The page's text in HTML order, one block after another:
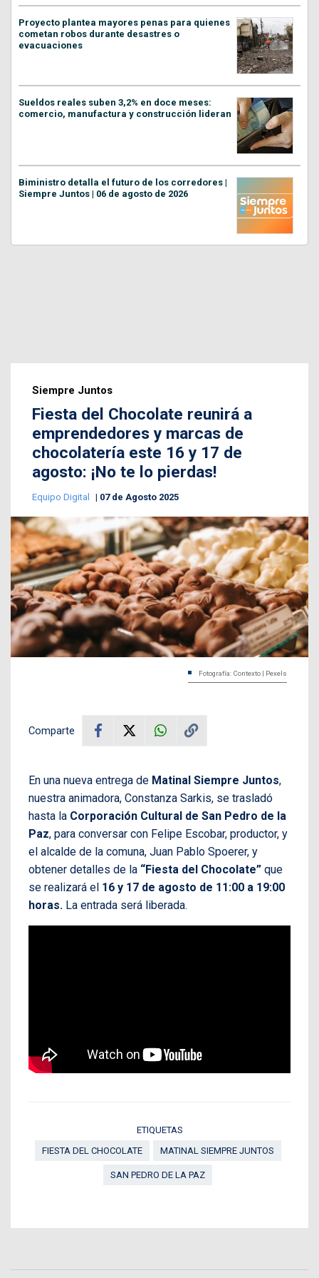
Proyecto plantea mayores penas para quienes
cometan robos durante desastres o
evacuaciones
Sueldos reales suben 3,2% en doce meses:
comercio, manufactura y construcción lideran
Biministro detalla el futuro de los corredores |
Siempre Juntos | 06 de agosto de 2026
Siempre Juntos
Fiesta del Chocolate reunirá a
emprendedores y marcas de
chocolatería este 16 y 17 de
agosto: ¡No te lo pierdas!
Equipo Digital 07 de Agosto 2025
Fotografía: Contexto | Pexels
Comparte
En una nueva entrega de Matinal Siempre Juntos,
nuestra animadora, Constanza Sarkis, se trasladó
hasta la Corporación Cultural de San Pedro de la
Paz, para conversar con Felipe Escobar, productor, y
el alcalde de la comuna, Juan Pablo Spoerer, y
obtener detalles de la “Fiesta del Chocolate” que
se realizará el 16 y 17 de agosto de 11:00 a 19:00
horas. La entrada será liberada.
ETIQUETAS
FIESTA DEL CHOCOLATE
MATINAL SIEMPRE JUNTOS
SAN PEDRO DE LA PAZ